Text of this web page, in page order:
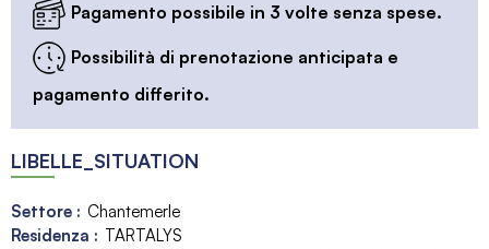
Pagamento possibile in 3 volte senza spese.
Possibilità di prenotazione anticipata e
pagamento differito.
LIBELLE_SITUATION
Settore : Chantemerle
Residenza : TARTALYS